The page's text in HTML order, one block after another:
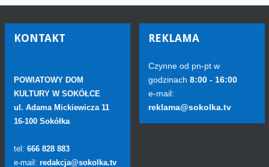
KONTAKT
POWIATOWY DOM
KULTURY W SOKÓŁCE
ul. Adama Mickiewicza 11
16-100 Sokółka
tel: 666 828 883
e-mail: redakcja@sokolka.tv
REKLAMA
Czynne od pn-pt w
godzinach 8:00 - 16:00
e-mail:
reklama@sokolka.tv